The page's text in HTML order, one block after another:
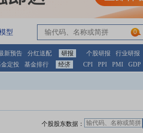
型 0
新预告 分红送配 研报 个股研报 行业研报
定投 基金排行 经济 CPI PPI PMI GDP
个股股东数据：